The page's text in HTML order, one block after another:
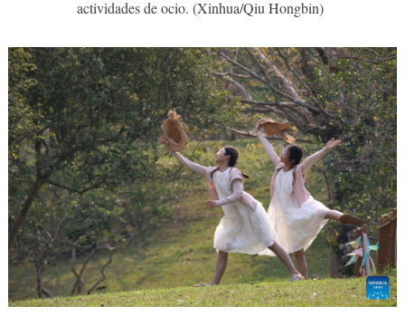
actividades de ocio. (Xinhua/Qiu Hongbin)